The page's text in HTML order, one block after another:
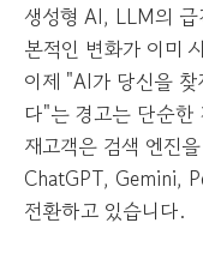
생성형 AI, LLM의
본적인 변화가 이미
이제 "AI가 당신을
다"는 경고는 단순한
재고객은 검색 엔진
ChatGPT, Gemini,
전환하고 있습니다.